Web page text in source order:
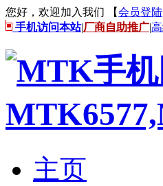
您好，欢迎加入我们 【会员登陆
手机访问本站|厂商自助推广|
主页